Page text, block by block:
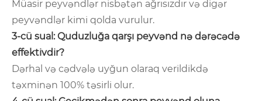
Müasir peyvəndlər nisbətən ağrısızdır və digər
peyvəndlər kimi qolda vurulur.
3-cü sual: Quduzluğa qarşı peyvənd nə dərəcədə
effektivdir?
Dərhal və cədvələ uyğun olaraq verildikdə
təxminən 100% təsirli olur.